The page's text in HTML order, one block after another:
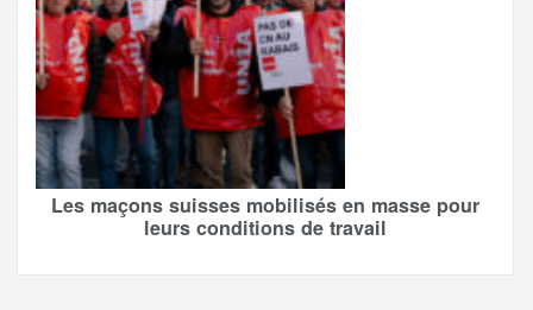
Les maçons suisses mobilisés en masse pour
leurs conditions de travail